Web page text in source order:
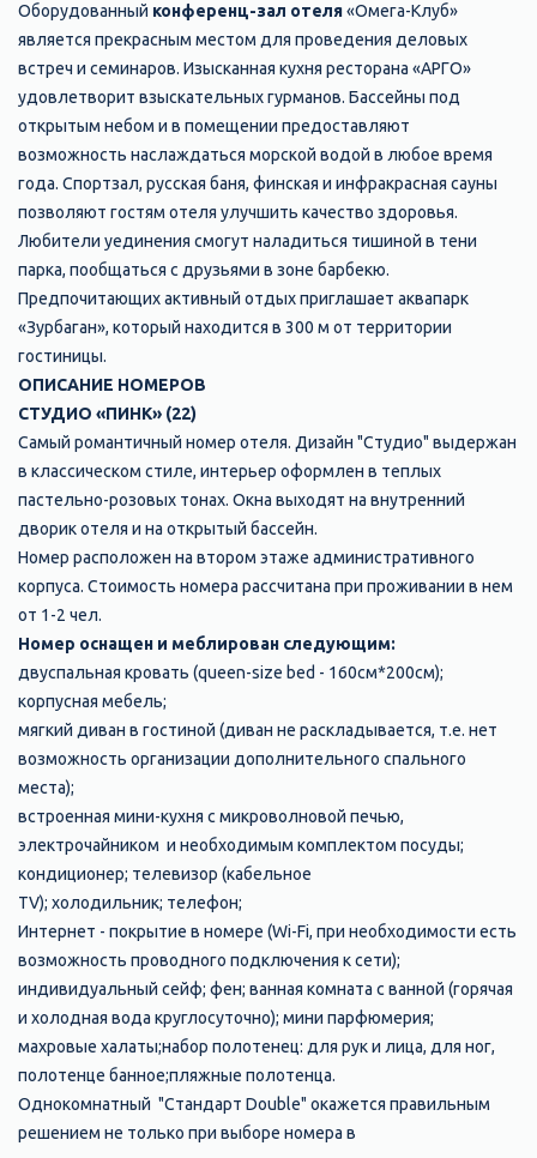
Оборудованный конференц-зал отеля«Омега-Клуб»
является прекрасным местом для проведения деловых
встреч и семинаров. Изысканная кухня ресторана «АРГО»
удовлетворит взыскательных гурманов. Бассейны под
открытым небом и в помещении предоставляют
возможность наслаждаться морской водой в любое время
года. Спортзал, русская баня, финская и инфракрасная сауны
позволяют гостям отеля улучшить качество здоровья.
Любители уединения смогут наладиться тишиной в тени
парка, пообщаться с друзьями в зоне барбекю.
Предпочитающих активный отдых приглашает аквапарк
«Зурбаган», который находится в 300 м от территории
гостиницы.
ОПИСАНИЕ НОМЕРОВ
СТУДИО «ПИНК» (22)
Самый романтичный номер отеля. Дизайн "Студио" выдержан
в классическом стиле, интерьер оформлен в теплых
пастельно-розовых тонах. Окна выходят на внутренний
дворик отеля и на открытый бассейн.
​Номер расположен на втором этаже административного
корпуса. Стоимость номера рассчитана при проживании в нем
от 1-2 чел.
Номер оснащен и меблирован следующим:
двуспальная кровать (queen-size bed - 160см*200см);
корпусная мебель;
мягкий диван в гостиной (диван не раскладывается, т.е. нет
возможность организации дополнительного спального
места);
встроенная мини-кухня с микроволновой печью,
электрочайником и необходимым комплектом посуды;
кондиционер; телевизор (кабельное
TV); холодильник; телефон;
Интернет - покрытие в номере (Wi-Fi, при необходимости есть
возможность проводного подключения к сети);
индивидуальный сейф; фен; ванная комната с ванной (горячая
и холодная вода круглосуточно); мини парфюмерия;
махровые халаты;набор полотенец: для рук и лица, для ног,
полотенце банное;пляжные полотенца.
Однокомнатный "Стандарт Double" окажется правильным
решением не только при выборе номера в